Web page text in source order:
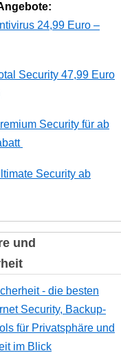
24,99 Euro –
Security 47,99 Euro
Security für ab
Security ab
und
- die besten
Security, Backup-
für Privatsphäre und
im Blick